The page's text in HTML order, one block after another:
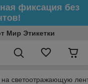
фиксация без
Мир Этикетки
на светоотражающую